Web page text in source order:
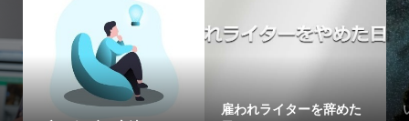
雇われライターを辞めた
い、、」と思ったらやっ
コレ
ライ